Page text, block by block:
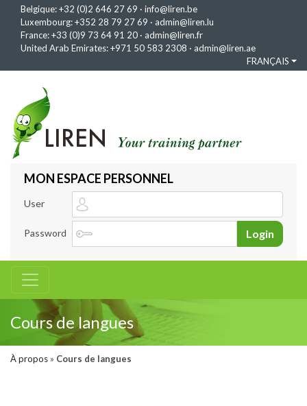
Belgique:+32 (0)2 646 27 69 · info@liren.be
Luxembourg:+352 28 79 27 69 · admin@liren.lu
France:+33 (0)9 73 64 91 20 · admin@liren.fr
United Arab Emirates:+971 50 583 2308 · admin@liren.ae
FRANÇAIS
MON ESPACE PERSONNEL
User
Password Login
Cours de langues
À propos » Cours de langues